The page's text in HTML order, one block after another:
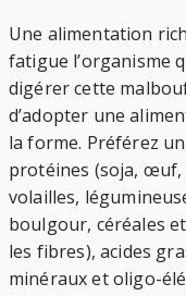
Une alimentation
fatigue l’organisme
digérer cette
d’adopter une
la forme. Préférez
protéines (soja, œuf,
volailles,
boulgour, céréales
les fibres), acides
minéraux et oligo-